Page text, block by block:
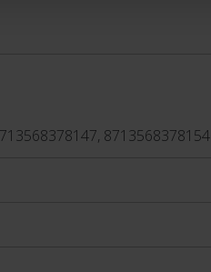
altid
8713568378154